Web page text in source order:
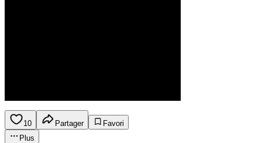
10 Partager
Favori
Plus